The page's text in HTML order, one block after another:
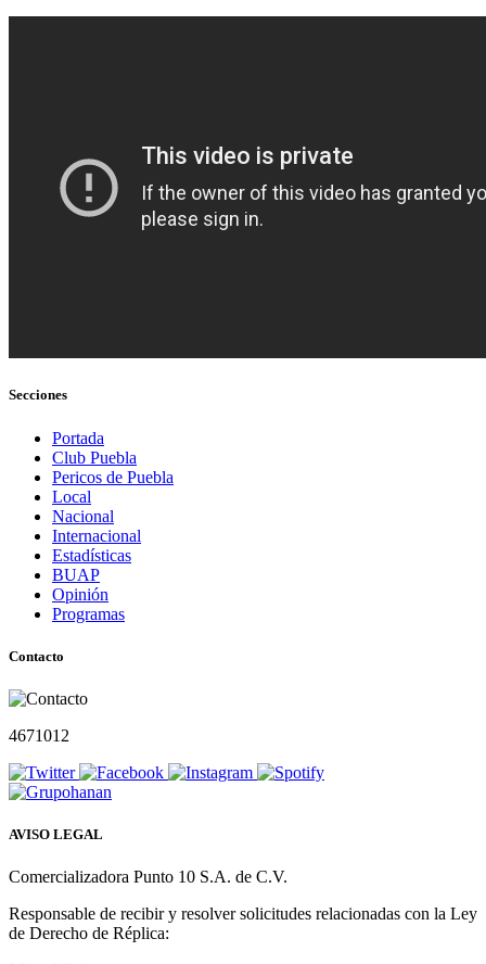
Secciones
Portada
Club Puebla
Pericos de Puebla
Local
Nacional
Internacional
Estadísticas
BUAP
Opinión
Programas
Contacto
4671012
AVISO LEGAL
Comercializadora Punto 10 S.A. de C.V.
Responsable de recibir y resolver solicitudes relacionadas con la Ley
de Derecho de Réplica: